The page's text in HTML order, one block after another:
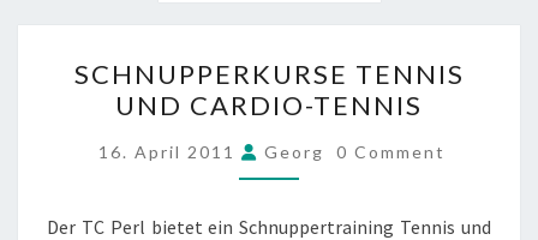
TENNIS
UND
CARDIO-
TENNIS
SCHNUPPERKURSE TENNIS
UND CARDIO-TENNIS
16. April 2011 Georg COMMENTS
0 Comment
Der TC Perl bietet ein Schnuppertraining Tennis und